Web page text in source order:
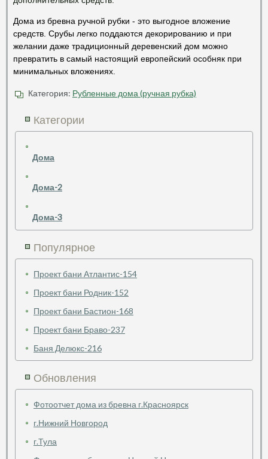
Дома из бревна ручной рубки - это выгодное вложение
средств. Срубы легко поддаются декорированию и при
желании даже традиционный деревенский дом можно
превратить в самый настоящий европейский особняк при
минимальных вложениях.
Категория: Рубленные дома (ручная рубка)
Категории
Дома
Дома-2
Дома-3
Популярное
Проект бани Атлантис-154
Проект бани Родник-152
Проект бани Бастион-168
Проект бани Браво-237
Баня Делюкс-216
Обновления
Фотоотчет дома из бревна г.Красноярск
г.Нижний Новгород
г.Тула